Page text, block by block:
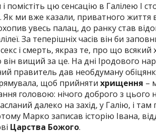
помістіть цю сенсацію в Галілею I
. Як ми вже казали, приватного життя
увесь палац, до ранку став
За теперішніх часів він би
і смерть, якраз те, про що всякий
він вищий за це. На дні Іродового
правитель дав необдуману
щоб прийняти хрищення –
головою: нічого доброго з цього
далеко на захід, у Галію, і там
Марко записав історію Івана,
Царства Божого.